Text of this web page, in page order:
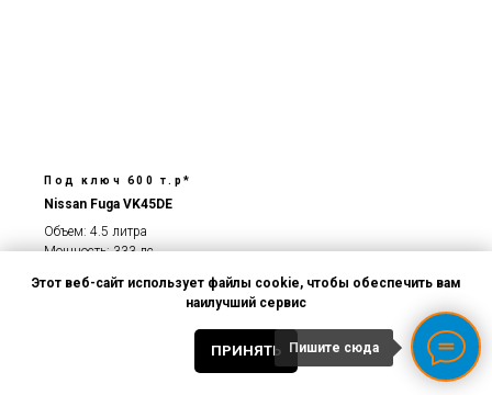
Под ключ 600 т.р*
Nissan Fuga VK45DE
Объем: 4.5 литра
Мощность: 333 лс
Этот веб-сайт использует файлы cookie, чтобы обеспечить вам
наилучший сервис
ПРИНЯТЬ Пишите сюда